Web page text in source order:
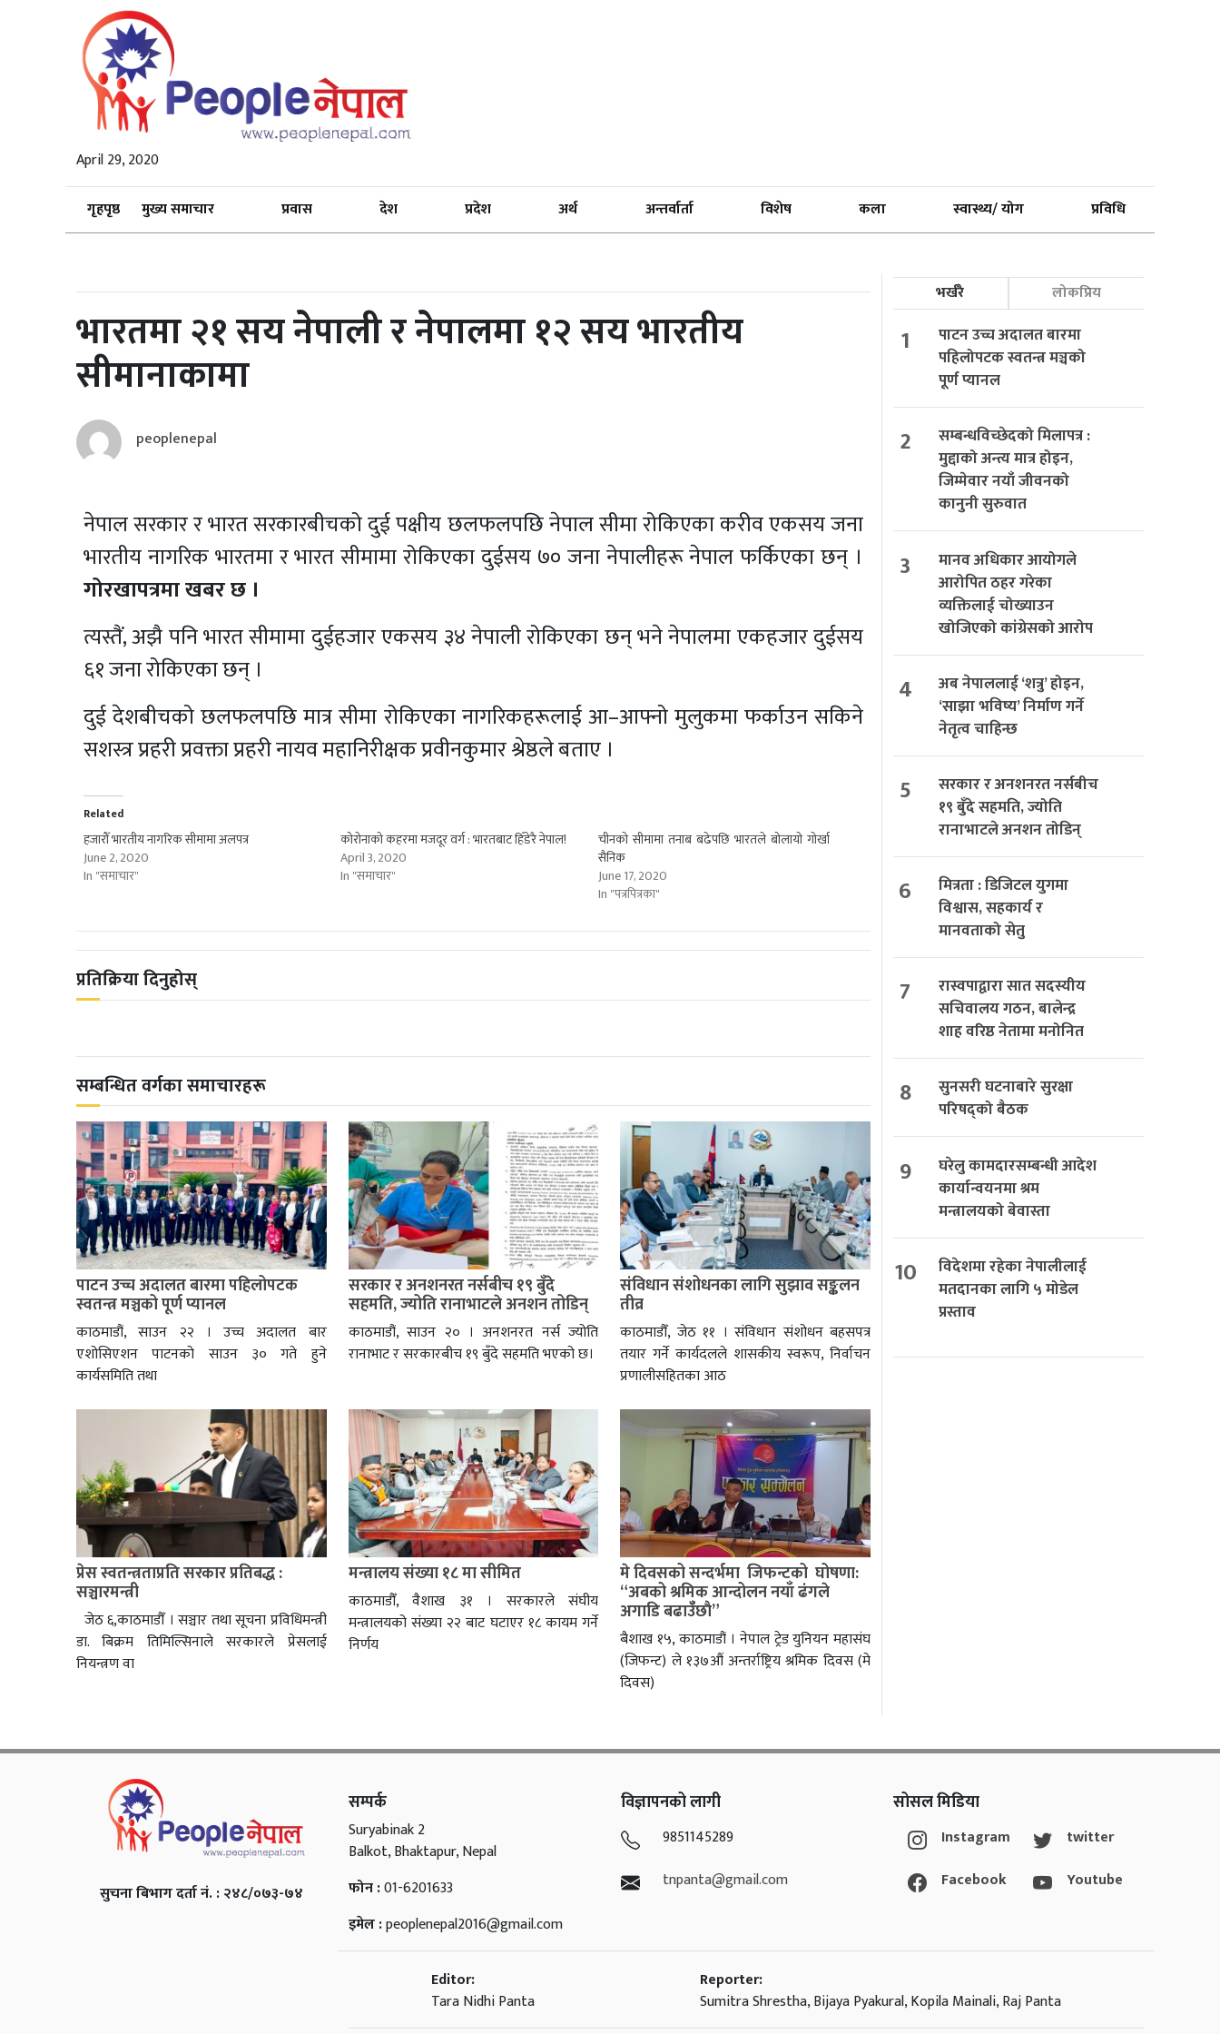
April 29, 2020
गृहपृष्ठ
मुख्य समाचार प्रवास देश प्रदेश अर्थ अन्तर्वार्ता विशेष कला स्वास्थ्य/ योग प्रविधि
भारतमा २१ सय नेपाली र नेपालमा १२ सय भारतीय
सीमानाकामा
peoplenepal
नेपाल सरकार र भारत सरकारबीचको दुई पक्षीय छलफलपछि नेपाल सीमा रोकिएका करीव एकसय जना
भारतीय नागरिक भारतमा र भारत सीमामा रोकिएका दुईसय ७० जना नेपालीहरू नेपाल फर्किएका छन् ।
गोरखापत्रमा खबर छ ।
त्यस्तैं, अझै पनि भारत सीमामा दुईहजार एकसय ३४ नेपाली रोकिएका छन् भने नेपालमा एकहजार दुईसय
६१ जना रोकिएका छन् ।
दुई देशबीचको छलफलपछि मात्र सीमा रोकिएका नागरिकहरूलाई आ–आफ्नो मुलुकमा फर्काउन सकिने
सशस्त्र प्रहरी प्रवक्ता प्रहरी नायव महानिरीक्षक प्रवीनकुमार श्रेष्ठले बताए ।
Related
हजारौँ भारतीय नागरिक सीमामा अलपत्र
June 2, 2020
In "समाचार"
कोरोनाको कहरमा मजदूर वर्ग : भारतबाट हिँडेरै नेपाल!
April 3, 2020
In "समाचार"
चीनको सीमामा तनाब बढेपछि भारतले बोलायो गोर्खा
सैनिक
June 17, 2020
In "पत्रपित्रका"
प्रतिक्रिया दिनुहोस्
सम्बन्धित वर्गका समाचारहरू
पाटन उच्च अदालत बारमा पहिलोपटक
स्वतन्त्र मञ्चको पूर्ण प्यानल
काठमाडौं, साउन २२ । उच्च अदालत बार
एशोसिएशन पाटनको साउन ३० गते हुने
कार्यसमिति तथा
सरकार र अनशनरत नर्सबीच १९ बुँदे
सहमति, ज्योति रानाभाटले अनशन तोडिन्
काठमाडौं, साउन २० । अनशनरत नर्स ज्योति
रानाभाट र सरकारबीच १९ बुँदे सहमति भएको छ।
संविधान संशोधनका लागि सुझाव सङ्कलन
तीव्र
काठमाडौँ, जेठ ११ । संविधान संशोधन बहसपत्र
तयार गर्ने कार्यदलले शासकीय स्वरूप, निर्वाचन
प्रणालीसहितका आठ
प्रेस स्वतन्त्रताप्रति सरकार प्रतिबद्ध :
सञ्चारमन्त्री
जेठ ६,काठमाडौँ । सञ्चार तथा सूचना प्रविधिमन्त्री
डा. बिक्रम तिमिल्सिनाले सरकारले प्रेसलाई
नियन्त्रण वा
मन्त्रालय संख्या १८ मा सीमित
काठमाडौँ, वैशाख ३१ । सरकारले संघीय
मन्त्रालयको संख्या २२ बाट घटाएर १८ कायम गर्ने
निर्णय
मे दिवसको सन्दर्भमा जिफन्टको घोषणा:
“अबको श्रमिक आन्दोलन नयाँ ढंगले
अगाडि बढाउँँछाै”
बैशाख १५, काठमाडौं । नेपाल ट्रेड युनियन महासंघ
(जिफन्ट) ले १३७औं अन्तर्राष्ट्रिय श्रमिक दिवस (मे
दिवस)
भर्खरै लोकप्रिय
1
पाटन उच्च अदालत बारमा
पहिलोपटक स्वतन्त्र मञ्चको
पूर्ण प्यानल
2
सम्बन्धविच्छेदको मिलापत्र :
मुद्दाको अन्त्य मात्र होइन,
जिम्मेवार नयाँ जीवनको
कानुनी सुरुवात
3
मानव अधिकार आयोगले
आरोपित ठहर गरेका
व्यक्तिलाई चोख्याउन
खोजिएको कांग्रेसको आरोप
4
अब नेपाललाई ‘शत्रु’ होइन,
‘साझा भविष्य’ निर्माण गर्ने
नेतृत्व चाहिन्छ
5
सरकार र अनशनरत नर्सबीच
१९ बुँदे सहमति, ज्योति
रानाभाटले अनशन तोडिन्
6
मित्रता : डिजिटल युगमा
विश्वास, सहकार्य र
मानवताको सेतु
7
रास्वपाद्वारा सात सदस्यीय
सचिवालय गठन, बालेन्द्र
शाह वरिष्ठ नेतामा मनोनित
8
सुनसरी घटनाबारे सुरक्षा
परिषद्को बैठक
9
घरेलु कामदारसम्बन्धी आदेश
कार्यान्वयनमा श्रम
मन्त्रालयको बेवास्ता
10
विदेशमा रहेका नेपालीलाई
मतदानका लागि ५ मोडेल
प्रस्ताव
सुचना बिभाग दर्ता नं. : २४८/०७३-७४
सम्पर्क
Suryabinak 2
Balkot, Bhaktapur, Nepal
फोन :01-6201633
इमेल :peoplenepal2016@gmail.com
विज्ञापनको लागी
9851145289
tnpanta@gmail.com
सोसल मिडिया
Instagram
Facebook
twitter
Youtube
Editor:
Tara Nidhi Panta
Reporter:
Sumitra Shrestha, Bijaya Pyakural, Kopila Mainali, Raj Panta